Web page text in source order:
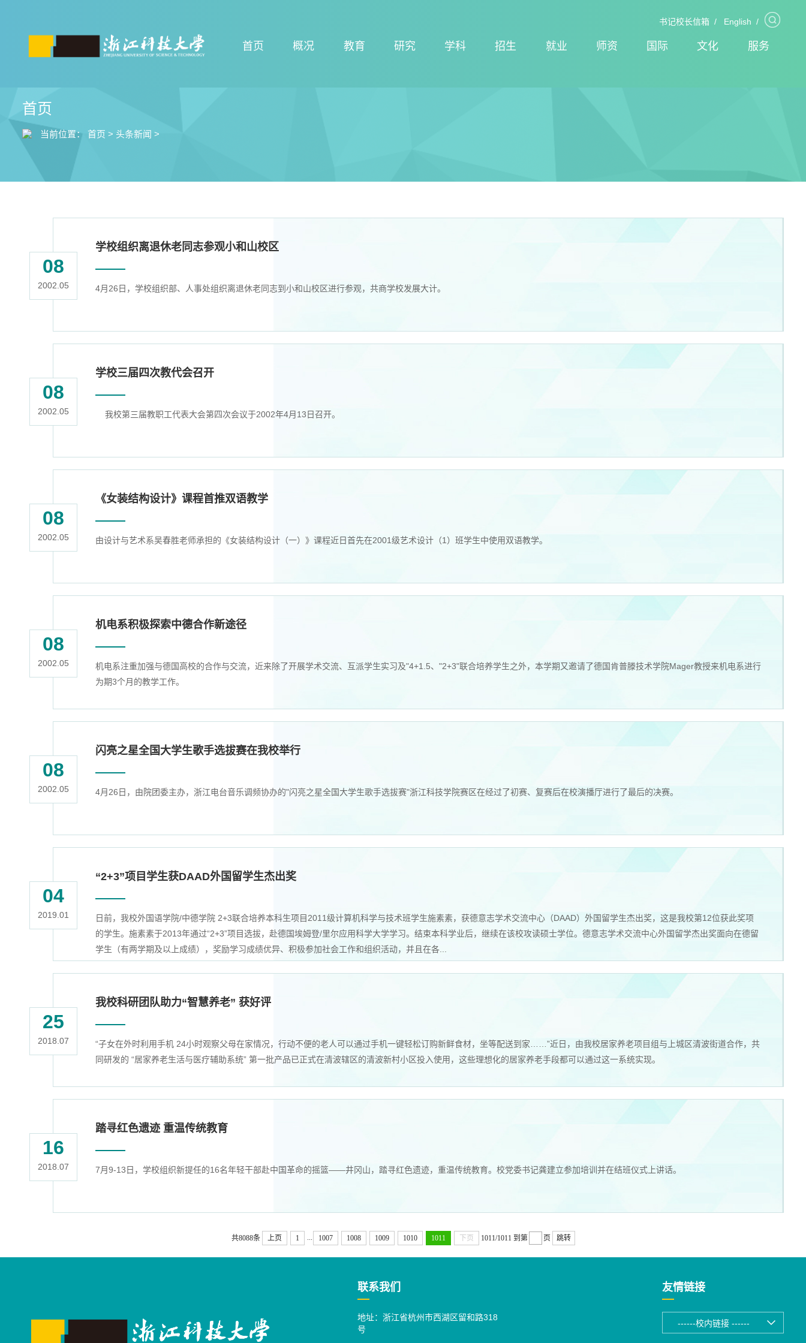
书记校长信箱 / English /
首页 概况 教育 研究 学科 招生 就业 师资 国际 文化 服务
首页
当前位置： 首页 > 头条新闻 >
学校组织离退休老同志参观小和山校区
4月26日，学校组织部、人事处组织离退休老同志到小和山校区进行参观，共商学校发展大计。
08
2002.05
学校三届四次教代会召开
我校第三届教职工代表大会第四次会议于2002年4月13日召开。
08
2002.05
《女装结构设计》课程首推双语教学
由设计与艺术系吴春胜老师承担的《女装结构设计（一）》课程近日首先在2001级艺术设计（1）班学生中使用双语教学。
08
2002.05
机电系积极探索中德合作新途径
机电系注重加强与德国高校的合作与交流，近来除了开展学术交流、互派学生实习及"4+1.5、"2+3"联合培养学生之外，本学期又邀请了德国肯普滕技术学院Mager教授来机电系进行
为期3个月的教学工作。
08
2002.05
闪亮之星全国大学生歌手选拔赛在我校举行
4月26日，由院团委主办，浙江电台音乐调频协办的"闪亮之星全国大学生歌手选拔赛"浙江科技学院赛区在经过了初赛、复赛后在校演播厅进行了最后的决赛。
08
2002.05
“2+3”项目学生获DAAD外国留学生杰出奖
日前，我校外国语学院/中德学院 2+3联合培养本科生项目2011级计算机科学与技术班学生施素素，获德意志学术交流中心（DAAD）外国留学生杰出奖，这是我校第12位获此奖项
的学生。施素素于2013年通过“2+3”项目选拔，赴德国埃姆登/里尔应用科学大学学习。结束本科学业后，继续在该校攻读硕士学位。德意志学术交流中心外国留学杰出奖面向在德留
学生（有两学期及以上成绩），奖励学习成绩优异、积极参加社会工作和组织活动，并且在各...
04
2019.01
我校科研团队助力“智慧养老” 获好评
“子女在外时利用手机 24小时观察父母在家情况，行动不便的老人可以通过手机一键轻松订购新鲜食材，坐等配送到家……”近日，由我校居家养老项目组与上城区清波街道合作，共
同研发的 “居家养老生活与医疗辅助系统” 第一批产品已正式在清波辖区的清波新村小区投入使用，这些理想化的居家养老手段都可以通过这一系统实现。
25
2018.07
踏寻红色遗迹 重温传统教育
7月9-13日，学校组织新提任的16名年轻干部赴中国革命的摇篮——井冈山，踏寻红色遗迹，重温传统教育。校党委书记龚建立参加培训并在结班仪式上讲话。
16
2018.07
共8088条 上页 1 1007 1008 1009 1010 1011 下页 1011/1011 到第 页 跳转
联系我们
地址：浙江省杭州市西湖区留和路318
号
友情链接